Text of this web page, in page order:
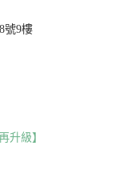
號9樓
升級】